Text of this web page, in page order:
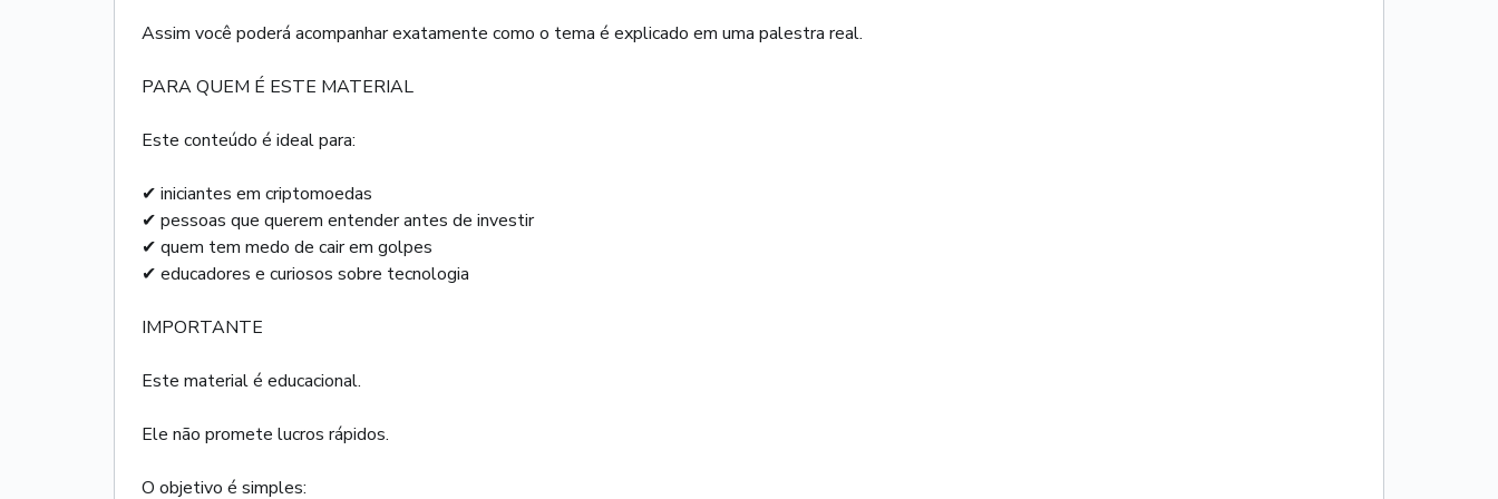
Assim você poderá acompanhar exatamente como o tema é explicado em uma palestra real.
PARA QUEM É ESTE MATERIAL
Este conteúdo é ideal para:
✔ iniciantes em criptomoedas
✔ pessoas que querem entender antes de investir
✔ quem tem medo de cair em golpes
✔ educadores e curiosos sobre tecnologia
IMPORTANTE
Este material é educacional.
Ele não promete lucros rápidos.
O objetivo é simples: